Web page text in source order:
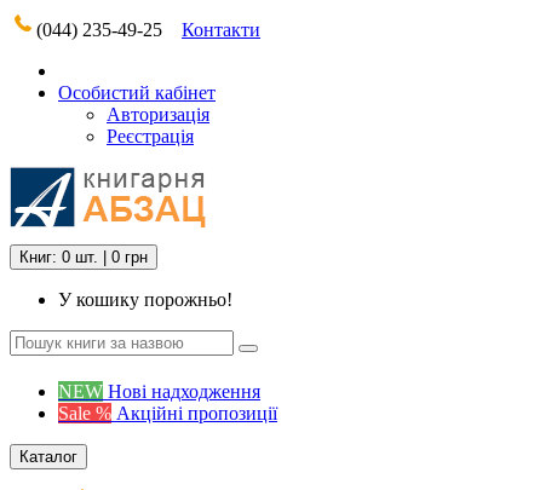
(044) 235-49-25 Контакти
Особистий кабінет
Авторизація
Реєстрація
Книг: 0 шт. | 0 грн
У кошику порожньо!
NEW Нові надходження
Sale % Акційні пропозиції
Каталог